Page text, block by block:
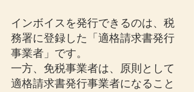
インボイスを発行できるのは、税
務署に登録した「適格請求書発行
事業者」です。
一方、免税事業者は、原則として
適格請求書発行事業者になること